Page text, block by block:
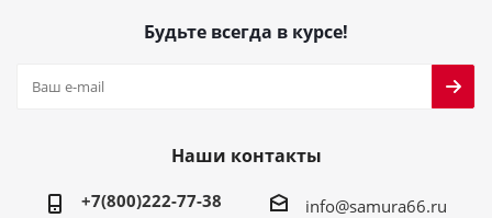
Будьте всегда в курсе!
Наши контакты
+7(800)222-77-38 info@samura66.ru